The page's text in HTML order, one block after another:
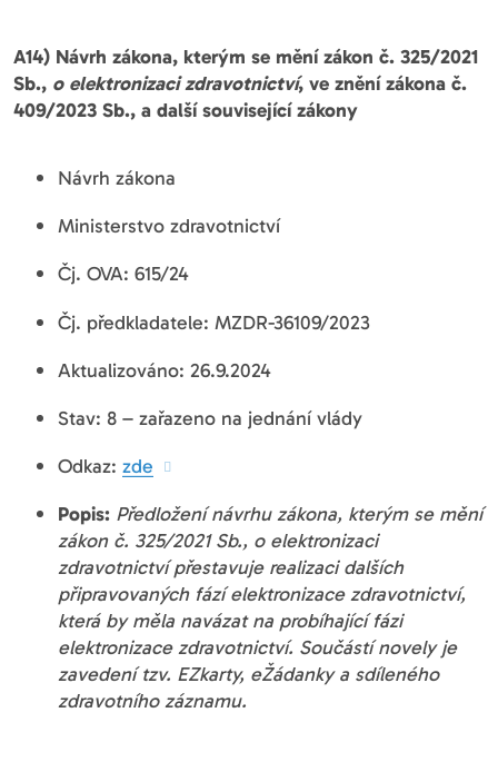
A14) Návrh zákona, kterým se mění zákon č. 325/2021
Sb., o elektronizaci zdravotnictví, ve znění zákona č.
409/2023 Sb., a další související zákony
Návrh zákona
Ministerstvo zdravotnictví
Čj. OVA: 615/24
Čj. předkladatele: MZDR-36109/2023
Aktualizováno: 26.9.2024
Stav: 8 – zařazeno na jednání vlády
Odkaz: zde
Popis: Předložení návrhu zákona, kterým se mění
zákon č. 325/2021 Sb., o elektronizaci
zdravotnictví přestavuje realizaci dalších
připravovaných fází elektronizace zdravotnictví,
která by měla navázat na probíhající fázi
elektronizace zdravotnictví. Součástí novely je
zavedení tzv. EZkarty, eŽádanky a sdíleného
zdravotního záznamu.